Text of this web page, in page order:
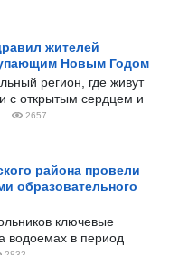
жителей
Новым Годом
регион, где живут
с открытым сердцем и
2657
района провели
образовательного
ключевые
водоемах в период